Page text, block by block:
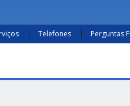
Telefones Perguntas